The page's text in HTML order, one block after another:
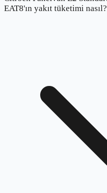
EAT8'ın yakıt tüketimi nasıl?